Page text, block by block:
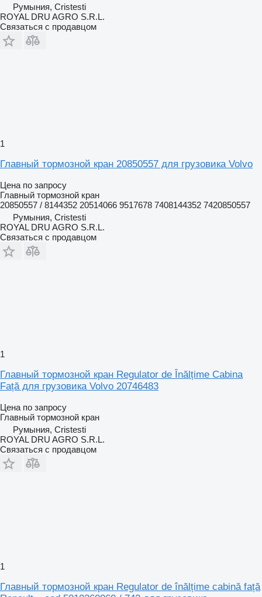
Румыния, Cristesti
ROYAL DRU AGRO S.R.L.
Связаться с продавцом
1
Главный тормозной кран 20850557 для грузовика Volvo
Цена по запросу
Главный тормозной кран
20850557 / 8144352 20514066 9517678 7408144352 7420850557
Румыния, Cristesti
ROYAL DRU AGRO S.R.L.
Связаться с продавцом
1
Главный тормозной кран Regulator de Înălțime Cabina
Față для грузовика Volvo 20746483
Цена по запросу
Главный тормозной кран
Румыния, Cristesti
ROYAL DRU AGRO S.R.L.
Связаться с продавцом
1
Главный тормозной кран Regulator de înălțime cabină față